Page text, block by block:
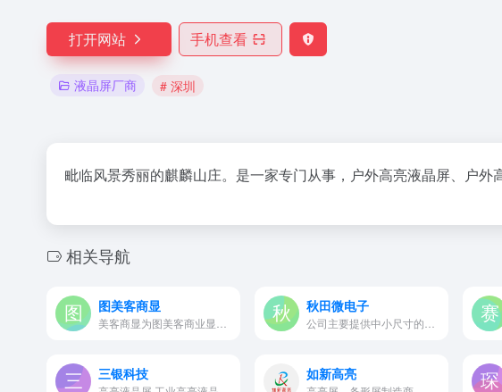
打开网站 手机查看
液晶屏厂商 # 深圳
毗临风景秀丽的麒麟山庄。是一家专门从事，户外高亮液晶屏、户外
相关导航
图美客商显 秋田微电子
三银科技 如新高亮